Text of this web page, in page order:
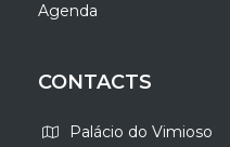
Agenda
CONTACTS
Palácio do Vimioso